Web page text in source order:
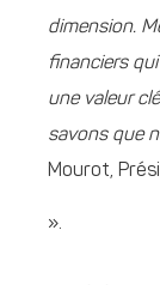
dimension.
financiers
une valeur
savons que
Mourot,
».